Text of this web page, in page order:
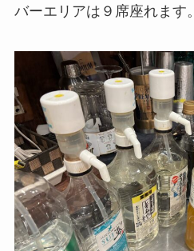
バーエリアは９席座れます。